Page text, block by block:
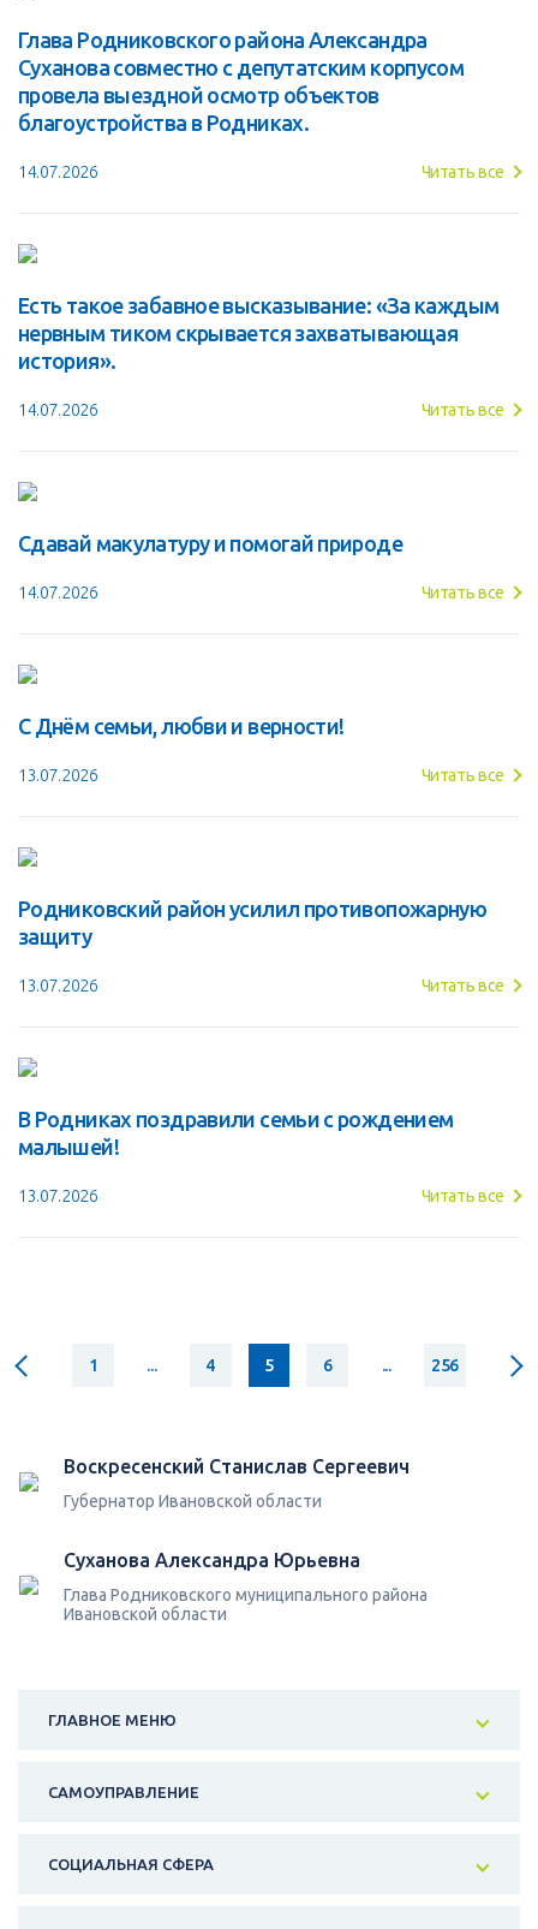
Глава Родниковского района Александра
Суханова совместно с депутатским корпусом
провела выездной осмотр объектов
благоустройства в Родниках.
14.07.2026 Читать все
Есть такое забавное высказывание: «За каждым
нервным тиком скрывается захватывающая
история».
14.07.2026 Читать все
Сдавай макулатуру и помогай природе
14.07.2026 Читать все
С Днём семьи, любви и верности!
13.07.2026 Читать все
Родниковский район усилил противопожарную
защиту
13.07.2026 Читать все
В Родниках поздравили семьи с рождением
малышей!
13.07.2026 Читать все
1 ... 4 5 6 ... 256
Воскресенский Станислав Сергеевич
Губернатор Ивановской области
Суханова Александра Юрьевна
Глава Родниковского муниципального района
Ивановской области
ГЛАВНОЕ МЕНЮ
САМОУПРАВЛЕНИЕ
СОЦИАЛЬНАЯ СФЕРА